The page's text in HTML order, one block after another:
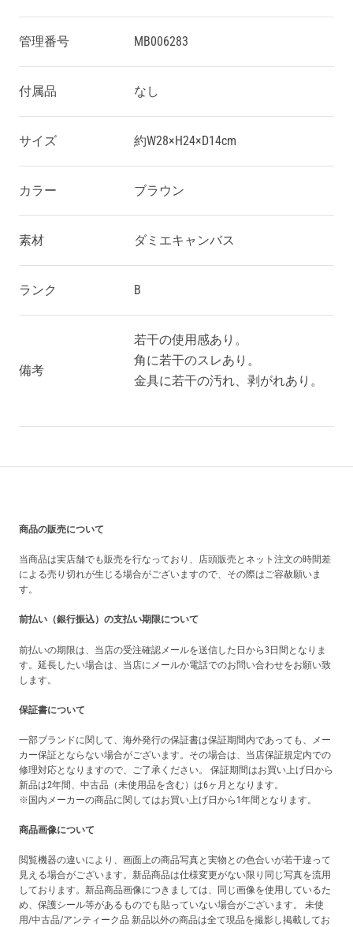
管理番号 MB006283
付属品 なし
サイズ 約W28×H24×D14cm
カラー ブラウン
素材 ダミエキャンバス
ランク B
備考
若干の使用感あり。
角に若干のスレあり。
金具に若干の汚れ、剥がれあり。
商品の販売について
当商品は実店舗でも販売を行なっており、店頭販売とネット注文の時間差
による売り切れが生じる場合がございますので、その際はご容赦願いま
す。
前払い（銀行振込）の支払い期限について
前払いの期限は、当店の受注確認メールを送信した日から3日間となりま
す。延長したい場合は、当店にメールか電話でのお問い合わせをお願い致
します。
保証書について
一部ブランドに関して、海外発行の保証書は保証期間内であっても、メー
カー保証とならない場合がございます。その場合は、当店保証規定内での
修理対応となりますので、ご了承ください。 保証期間はお買い上げ日から
新品は2年間、中古品（未使用品を含む）は6ヶ月となります。
※国内メーカーの商品に関してはお買い上げ日から1年間となります。
商品画像について
閲覧機器の違いにより、画面上の商品写真と実物との色合いが若干違って
見える場合がございます。新品商品は仕様変更がない限り同じ写真を流用
しております。新品商品画像につきましては、同じ画像を使用しているた
め、保護シール等があるものでも貼っていない場合がございます。 未使
用/中古品/アンティーク品 新品以外の商品は全て現品を撮影し掲載してお